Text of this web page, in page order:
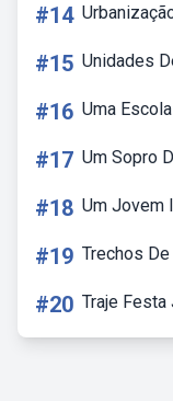
#14
#15 Unidades
#16 Uma
#17 Um Sopro
#18 Um Jovem
#19 Trechos
#20 Traje Festa